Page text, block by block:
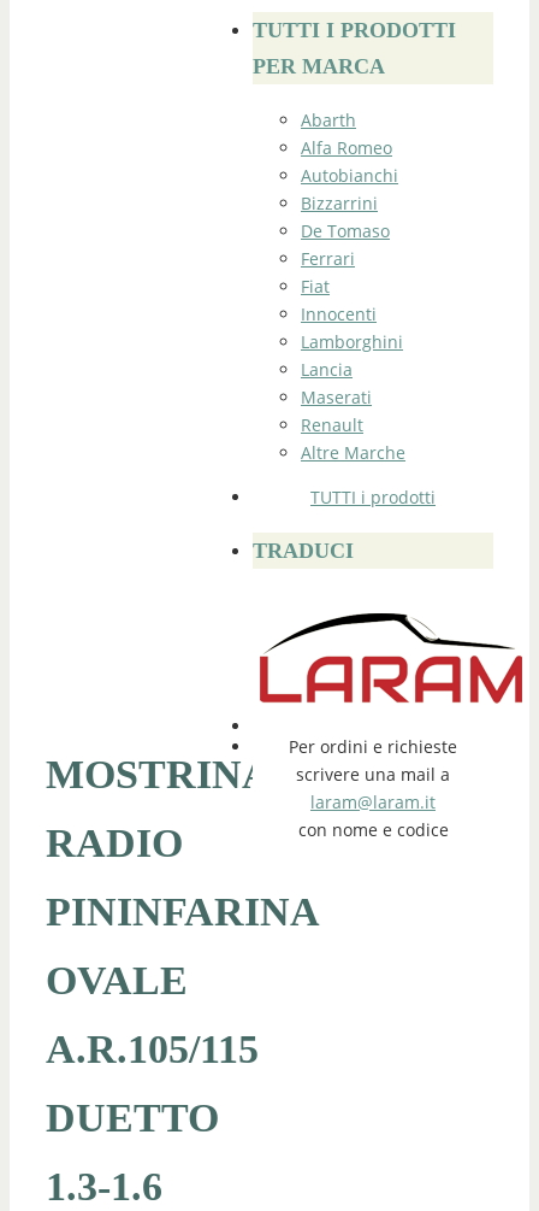
MOSTRINA
RADIO
PININFARINA
OVALE
A.R.105/115
DUETTO
1.3-1.6
TUTTI I PRODOTTI
PER MARCA
Abarth
Alfa Romeo
Autobianchi
Bizzarrini
De Tomaso
Ferrari
Fiat
Innocenti
Lamborghini
Lancia
Maserati
Renault
Altre Marche
TUTTI i prodotti
TRADUCI
Per ordini e richieste
scrivere una mail a
laram@laram.it
con nome e codice